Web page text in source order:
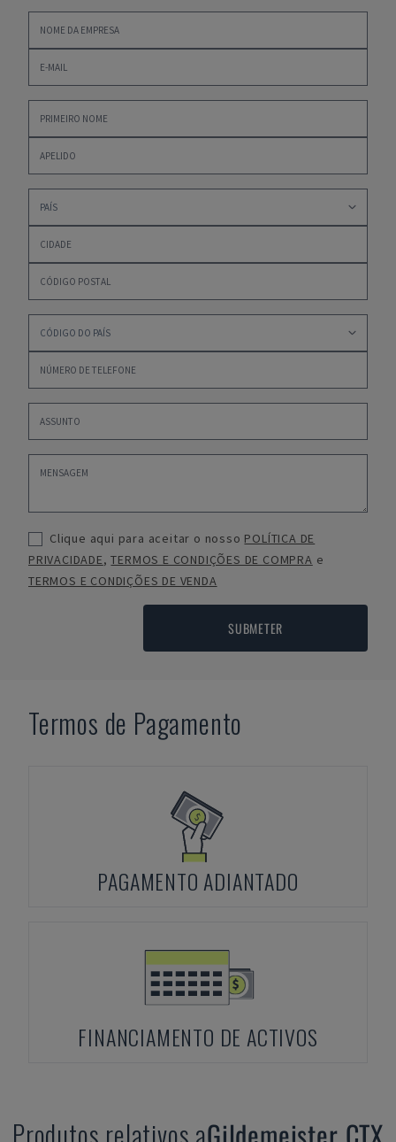
Clique aqui para aceitar o nosso POLÍTICA DE
PRIVACIDADE,TERMOS E CONDIÇÕES DE COMPRA e
TERMOS E CONDIÇÕES DE VENDA
SUBMETER
Termos de Pagamento
PAGAMENTO ADIANTADO
FINANCIAMENTO DE ACTIVOS